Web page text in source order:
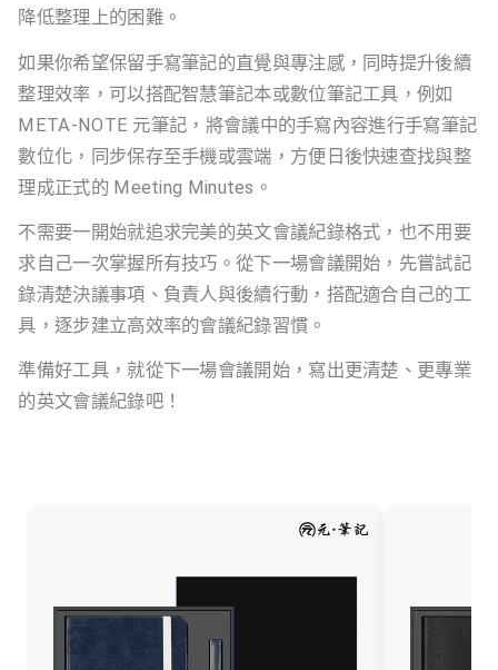
降低整理上的困難。
如果你希望保留手寫筆記的直覺與專注感，同時提升後續
整理效率，可以搭配智慧筆記本或數位筆記工具，例如
META-NOTE 元筆記，將會議中的手寫內容進行手寫筆記
數位化，同步保存至手機或雲端，方便日後快速查找與整
理成正式的 Meeting Minutes。
不需要一開始就追求完美的英文會議紀錄格式，也不用要
求自己一次掌握所有技巧。從下一場會議開始，先嘗試記
錄清楚決議事項、負責人與後續行動，搭配適合自己的工
具，逐步建立高效率的會議紀錄習慣。
準備好工具，就從下一場會議開始，寫出更清楚、更專業
的英文會議紀錄吧！